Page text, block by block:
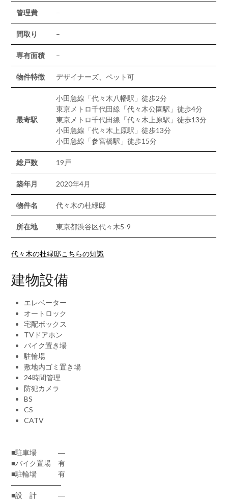
管理費 –
間取り –
専有面積 –
物件特徴 デザイナーズ、ペット可
最寄駅
小田急線「代々木八幡駅」徒歩2分
東京メトロ千代田線「代々木公園駅」徒歩4分
東京メトロ千代田線「代々木上原駅」徒歩13分
小田急線「代々木上原駅」徒歩13分
小田急線「参宮橋駅」徒歩15分
総戸数 19戸
築年月 2020年4月
物件名 代々木の杜緑邸
所在地 東京都渋谷区代々木5-9
代々木の杜緑邸こちらの知識
建物設備
エレベーター
オートロック
宅配ボックス
TVドアホン
バイク置き場
駐輪場
敷地内ゴミ置き場
24時間管理
防犯カメラ
BS
CS
CATV
■駐車場 ―
■バイク置場 有
■駐輪場 有
―――――――
■設 計 ―